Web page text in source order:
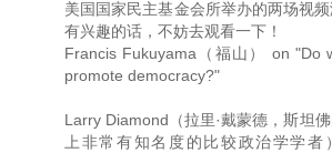
美国国家民主基金会所举办的两场视
有兴趣的话，不妨去观看一下！
Francis Fukuyama（福山） on "Do
promote democracy?"
Larry Diamond（拉里·戴蒙德，斯坦
上非常有知名度的比较政治学学者